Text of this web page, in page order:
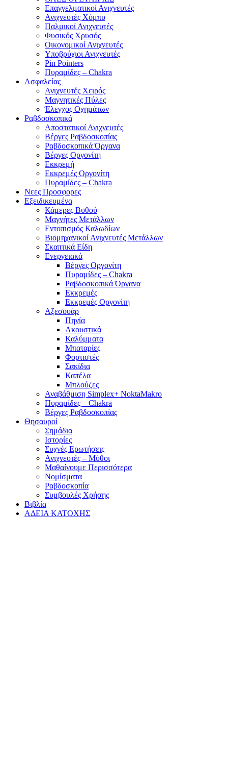
Επαγγελματικοί Ανιχνευτές
Ανιχνευτές Χόμπυ
Παλμικοί Ανιχνευτές
Φυσικός Χρυσός
Οικονομικοί Ανιχνευτές
Υποβρύχιοι Ανιχνευτές
Pin Pointers
Πυραμίδες – Chakra
Ασφαλείας
Ανιχνευτές Χειρός
Μαγνητικές Πύλες
Έλεγχος Οχημάτων
Ραβδοσκοπικά
Αποστατικοί Ανιχνευτές
Βέργες Ραβδοσκοπίας
Ραβδοσκοπικά Όργανα
Βέργες Οργονίτη
Εκκρεμή
Εκκρεμές Οργονίτη
Πυραμίδες – Chakra
Νεες Προσφορες
Εξειδικευμένα
Κάμερες Βυθού
Μαγνήτες Μετάλλων
Εντοπισμός Καλωδίων
Βιομηχανικοί Ανιχνευτές Μετάλλων
Σκαπτικά Είδη
Ενεργειακά
Βέργες Οργονίτη
Πυραμίδες – Chakra
Ραβδοσκοπικά Όργανα
Εκκρεμές
Εκκρεμές Οργονίτη
Αξεσουάρ
Πηνία
Ακουστικά
Καλύμματα
Μπαταρίες
Φορτιστές
Σακίδια
Καπέλα
Μπλούζες
Αναβάθμιση Simplex+ NoktaMakro
Πυραμίδες – Chakra
Βέργες Ραβδοσκοπίας
Θησαυροί
Σημάδια
Ιστορίες
Συχνές Ερωτήσεις
Ανιχνευτές – Μύθοι
Μαθαίνουμε Περισσότερα
Νομίσματα
Ραβδοσκοπία
Συμβουλές Χρήσης
Βιβλία
ΑΔΕΙΑ ΚΑΤΟΧΗΣ